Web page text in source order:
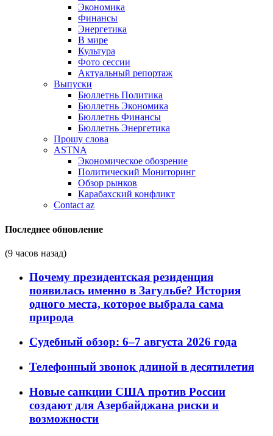
Экономика
Финансы
Энергетика
В мире
Культура
Фото сессии
Актуальный репортаж
Выпуски
Бюллетнь Политика
Бюллетнь Экономика
Бюллетнь Финансы
Бюллетнь Энергетика
Прошу слова
ASTNA
Экономическое обозрение
Политический Мониторинг
Обзор рынков
Карабахский конфликт
Contact az
Последнее обновление
(9 часов назад)
Почему президентская резиденция
появилась именно в Загульбе? История
одного места, которое выбрала сама
природа
Судебный обзор: 6–7 августа 2026 года
Телефонный звонок длиной в десятилетия
Новые санкции США против России
создают для Азербайджана риски и
возможности